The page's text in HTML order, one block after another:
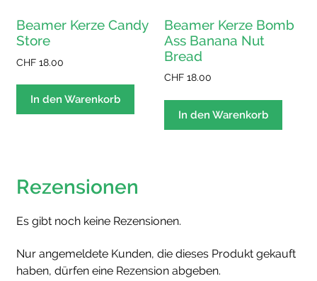
Beamer Kerze Candy
Store
CHF 18.00
In den Warenkorb
Beamer Kerze Bomb
Ass Banana Nut
Bread
CHF 18.00
In den Warenkorb
Rezensionen
Es gibt noch keine Rezensionen.
Nur angemeldete Kunden, die dieses Produkt gekauft
haben, dürfen eine Rezension abgeben.